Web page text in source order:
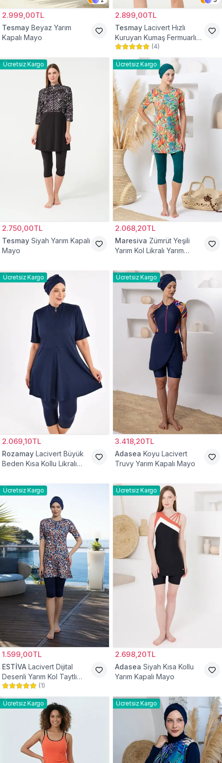
2.999,00TL
Tesmay Beyaz Yarım
Kapalı Mayo
2.899,00TL
Tesmay Lacivert Hızlı
Kuruyan Kumaş Fermuarlı
Şortu Taytlı Yarım Kapalı
(4)
Ücretsiz Kargo
2.750,00TL
Tesmay Siyah Yarım Kapalı
Mayo
Ücretsiz Kargo
2.068,20TL
Maresiva Zümrüt Yeşili
Yarım Kol Likralı Yarım
Ücretsiz Kargo
2.069,10TL
Rozamay Lacivert Büyük
Beden Kısa Kollu Likralı
Ücretsiz Kargo
3.418,20TL
Adasea Koyu Lacivert
Truvy Yarım Kapalı Mayo
Ücretsiz Kargo
1.599,00TL
ESTİVA Lacivert Dijital
Desenli Yarım Kol Taytlı
Boneli Yarım Kapalı Mayo
(1)
Ücretsiz Kargo
2.698,20TL
Adasea Siyah Kısa Kollu
Yarım Kapalı Mayo
Ücretsiz Kargo Ücretsiz Kargo